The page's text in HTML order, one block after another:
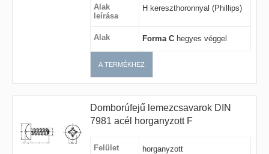
Alak
leírása
H kereszthoronnyal (Phillips)
Alak Forma Chegyes véggel
A TERMÉKHEZ
Domborúfejű lemezcsavarok DIN
7981 acél horganyzott F
Felület horganyzott